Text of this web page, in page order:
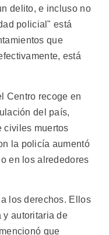
delito, e incluso no
policial" está
que
está
Centro recoge en
del país,
civiles muertos
la policía aumentó
en los alrededores
los derechos. Ellos
y autoritaria de
que